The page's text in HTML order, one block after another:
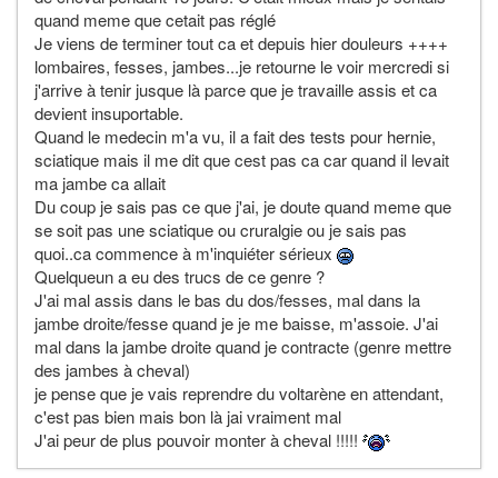
quand meme que cetait pas réglé
Je viens de terminer tout ca et depuis hier douleurs ++++
lombaires, fesses, jambes...je retourne le voir mercredi si
j'arrive à tenir jusque là parce que je travaille assis et ca
devient insuportable.
Quand le medecin m'a vu, il a fait des tests pour hernie,
sciatique mais il me dit que cest pas ca car quand il levait
ma jambe ca allait
Du coup je sais pas ce que j'ai, je doute quand meme que
se soit pas une sciatique ou cruralgie ou je sais pas
quoi..ca commence à m'inquiéter sérieux
Quelqueun a eu des trucs de ce genre ?
J'ai mal assis dans le bas du dos/fesses, mal dans la
jambe droite/fesse quand je je me baisse, m'assoie. J'ai
mal dans la jambe droite quand je contracte (genre mettre
des jambes à cheval)
je pense que je vais reprendre du voltarène en attendant,
c'est pas bien mais bon là jai vraiment mal
J'ai peur de plus pouvoir monter à cheval !!!!!